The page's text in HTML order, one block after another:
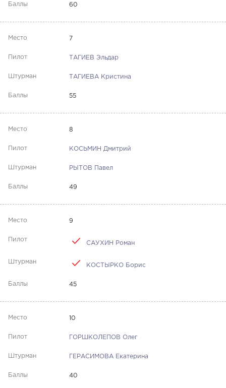
60
7
ТАГИЕВ Эльдар
ТАГИЕВА Кристина
55
8
КОСЬМИН Дмитрий
РЫТОВ Павел
49
9
САУХИН Роман
КОСТЫРКО Борис
45
10
ГОРШКОЛЕПОВ Олег
ГЕРАСИМОВА Екатерина
40